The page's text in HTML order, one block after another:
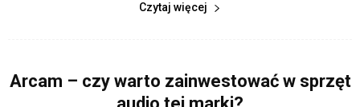
Czytaj więcej
Arcam – czy warto zainwestować w sprzęt